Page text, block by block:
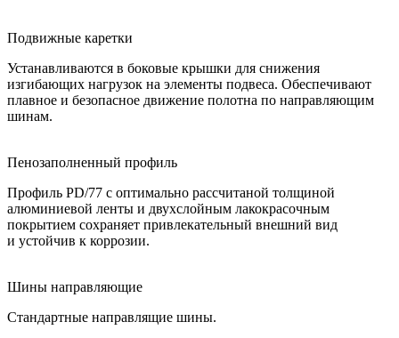
Подвижные каретки
Устанавливаются в боковые крышки для снижения
изгибающих нагрузок на элементы подвеса. Обеспечивают
плавное и безопасное движение полотна по направляющим
шинам.
Пенозаполненный профиль
Профиль PD/77 с оптимально рассчитаной толщиной
алюминиевой ленты и двухслойным лакокрасочным
покрытием сохраняет привлекательный внешний вид
и устойчив к коррозии.
Шины направляющие
Стандартные направлящие шины.